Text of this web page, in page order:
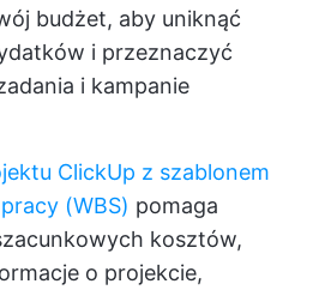
budżet, aby uniknąć
i przeznaczyć
i kampanie
ClickUp z szablonem
(WBS) pomaga
kosztów,
o projekcie,